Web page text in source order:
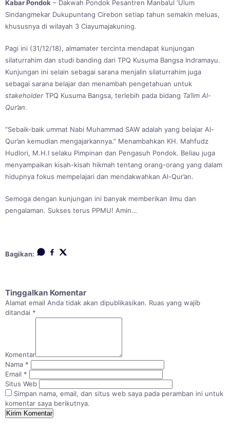
Kabar Pondok – Dakwah Pondok Pesantren Manba’ul ‘Ulum
Sindangmekar Dukupuntang Cirebon setiap tahun semakin meluas,
khususnya di wilayah 3 Ciayumajakuning.
Pagi ini (31/12/18), almamater tercinta mendapat kunjungan
silaturrahim dan studi banding dari TPQ Kusuma Bangsa Indramayu.
Kunjungan ini selain sebagai sarana menjalin silaturrahim juga
sebagai sarana belajar dan menambah pengetahuan untuk
stakeholder TPQ Kusuma Bangsa, terlebih pada bidang Ta’lim Al-
Qur’an.
“Sebaik-baik ummat Nabi Muhammad SAW adalah yang belajar Al-
Qur’an kemudian mengajarkannya.” Menambahkan KH. Mahfudz
Hudlori, M.H.I selaku Pimpinan dan Pengasuh Pondok. Beliau juga
menyampaikan kisah-kisah hikmah tentang orang-orang yang dalam
hidupnya fokus mempelajari dan mendakwahkan Al-Qur’an.
Semoga dengan kunjungan ini banyak memberikan ilmu dan
pengalaman. Sukses terus PPMU! Amin…
Bagikan:
Tinggalkan Komentar
Alamat email Anda tidak akan dipublikasikan. Ruas yang wajib
ditandai *
Komentar
Nama *
Email *
Situs Web
Simpan nama, email, dan situs web saya pada peramban ini untuk
komentar saya berikutnya.